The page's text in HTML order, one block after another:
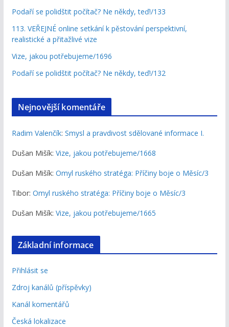
Podaří se polidštit počítač? Ne někdy, teď!/133
113. VEŘEJNÉ online setkání k pěstování perspektivní,
realistické a přitažlivé vize
Vize, jakou potřebujeme/1696
Podaří se polidštit počítač? Ne někdy, teď!/132
Nejnovější komentáře
Radim Valenčík: Smysl a pravdivost sdělované informace I.
Dušan Mišík: Vize, jakou potřebujeme/1668
Dušan Mišík: Omyl ruského stratéga: Příčiny boje o Měsíc/3
Tibor: Omyl ruského stratéga: Příčiny boje o Měsíc/3
Dušan Mišík: Vize, jakou potřebujeme/1665
Základní informace
Přihlásit se
Zdroj kanálů (příspěvky)
Kanál komentářů
Česká lokalizace